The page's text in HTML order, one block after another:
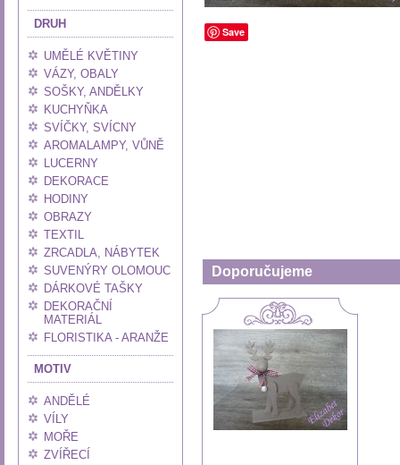
DRUH
UMĚLÉ KVĚTINY
VÁZY, OBALY
SOŠKY, ANDĚLKY
KUCHYŇKA
SVÍČKY, SVÍCNY
AROMALAMPY, VŮNĚ
LUCERNY
DEKORACE
HODINY
OBRAZY
TEXTIL
ZRCADLA, NÁBYTEK
SUVENÝRY OLOMOUC
DÁRKOVÉ TAŠKY
DEKORAČNÍ
MATERIÁL
FLORISTIKA - ARANŽE
MOTIV
ANDĚLÉ
VÍLY
MOŘE
ZVÍŘECÍ
Save
Doporučujeme